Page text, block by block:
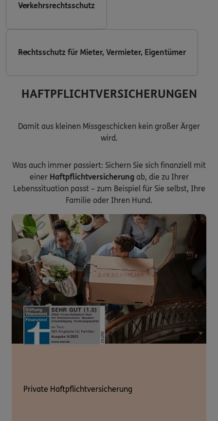
Verkehrsrechtsschutz
Rechtsschutz für Mieter, Vermieter, Eigentümer
HAFTPFLICHTVERSICHERUNGEN
Damit aus kleinen Missgeschicken kein großer Ärger
wird.
Was auch immer passiert: Sichern Sie sich finanziell mit
einer Haftpflichtversicherung ab, die zu Ihrer
Lebenssituation passt – zum Beispiel für Sie selbst, Ihre
Familie oder Ihren Hund.
Private Haftpflichtversicherung